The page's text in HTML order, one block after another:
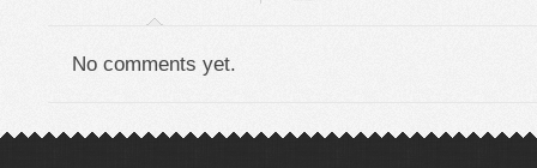
No comments yet.